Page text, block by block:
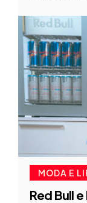
MODA E
Red Bull